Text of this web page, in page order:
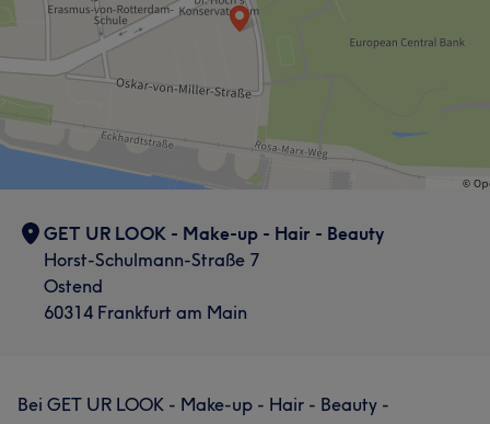
Was unsere Kunden über Lexi sagen
Kompetent 18 Professionell 10 Talentiert
Detailverliebt 9
GET UR LOOK - Make-up - Hair - Beauty
Horst-Schulmann-Straße 7
Ostend
60314 Frankfurt am Main
Bei GET UR LOOK - Make-up - Hair - Beauty -